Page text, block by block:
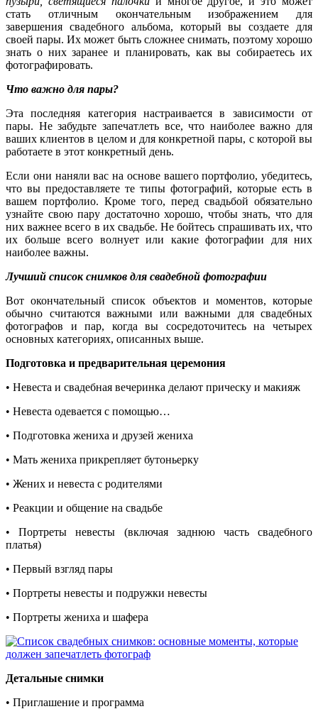
стать отличным окончательным изображением для
завершения свадебного альбома, который вы создаете для
своей пары. Их может быть сложнее снимать, поэтому хорошо
знать о них заранее и планировать, как вы собираетесь их
фотографировать.
Что важно для пары?
Эта последняя категория настраивается в зависимости от
пары. Не забудьте запечатлеть все, что наиболее важно для
ваших клиентов в целом и для конкретной пары, с которой вы
работаете в этот конкретный день.
Если они наняли вас на основе вашего портфолио, убедитесь,
что вы предоставляете те типы фотографий, которые есть в
вашем портфолио. Кроме того, перед свадьбой обязательно
узнайте свою пару достаточно хорошо, чтобы знать, что для
них важнее всего в их свадьбе. Не бойтесь спрашивать их, что
их больше всего волнует или какие фотографии для них
наиболее важны.
Лучший список снимков для свадебной фотографии
Вот окончательный список объектов и моментов, которые
обычно считаются важными или важными для свадебных
фотографов и пар, когда вы сосредоточитесь на четырех
основных категориях, описанных выше.
Подготовка и предварительная церемония
• Невеста и свадебная вечеринка делают прическу и макияж
• Невеста одевается с помощью…
• Подготовка жениха и друзей жениха
• Мать жениха прикрепляет бутоньерку
• Жених и невеста с родителями
• Реакции и общение на свадьбе
• Портреты невесты (включая заднюю часть свадебного
платья)
• Первый взгляд пары
• Портреты невесты и подружки невесты
• Портреты жениха и шафера
Детальные снимки
• Приглашение и программа